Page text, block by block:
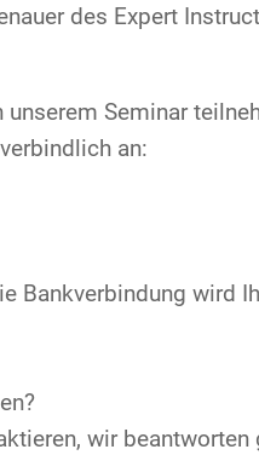
des Expert
Seminar
an:
Bankverbindung wird
wir beantworten